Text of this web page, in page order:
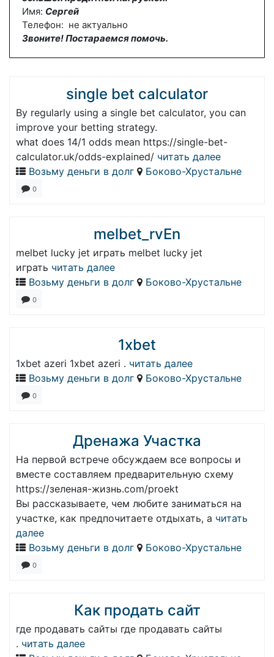
Имя: Сергей
Телефон: не актуально
Звоните! Постараемся помочь.
single bet calculator
By regularly using a single bet calculator, you can
improve your betting strategy.
what does 14/1 odds mean https://single-bet-
calculator.uk/odds-explained/ читать далее
Возьму деньги в долг
Боково-Хрустальне
0
melbet_rvEn
melbet lucky jet играть melbet lucky jet
играть читать далее
Возьму деньги в долг
Боково-Хрустальне
0
1xbet
1xbet azeri 1xbet azeri . читать далее
Возьму деньги в долг
Боково-Хрустальне
0
Дренажа Участка
На первой встрече обсуждаем все вопросы и
вместе составляем предварительную схему
https://зеленая-жизнь.com/proekt
Вы рассказываете, чем любите заниматься на
участке, как предпочитаете отдыхать, а читать
далее
Возьму деньги в долг
Боково-Хрустальне
0
Как продать сайт
где продавать сайты где продавать сайты
. читать далее